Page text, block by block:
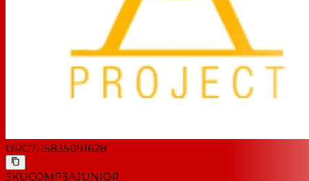
UPC7115835091628
SKUCOMP3AJUNIOR